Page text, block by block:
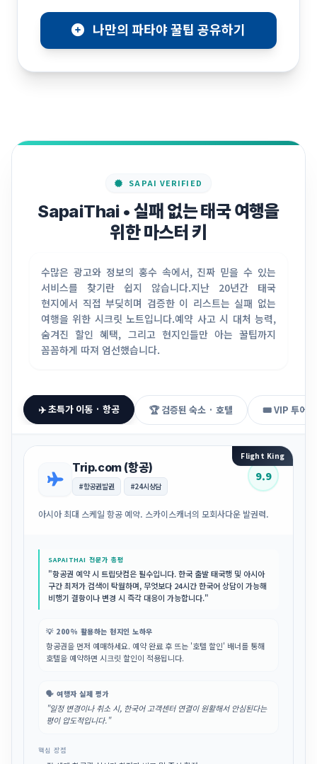
나만의 파타야 꿀팁 공유하기
SAPAI VERIFIED
SapaiThai • 실패 없는 태국 여행을
위한 마스터 키
수많은 광고와 정보의 홍수 속에서, 진짜 믿을 수 있는
서비스를 찾기란 쉽지 않습니다.지난 20년간 태국
현지에서 직접 부딪히며 검증한 이 리스트는 실패 없는
여행을 위한 시크릿 노트입니다.예약 사고 시 대처 능력,
숨겨진 할인 혜택, 그리고 현지인들만 아는 꿀팁까지
꼼꼼하게 따져 엄선했습니다.
✈️ 초특가 이동 · 항공 🏆 검증된 숙소 · 호텔 🎟️ VIP 투어 ·
Flight King
Trip.com (항공)
#항공권발권 #24시상담
9.9
아시아 최대 스케일 항공 예약. 스카이스캐너의 모회사다운 발권력.
SAPAITHAI 전문가 총평
"항공권 예약 시 트립닷컴은 필수입니다. 한국 출발 태국행 및 아시아
구간 최저가 검색이 탁월하며, 무엇보다 24시간 한국어 상담이 가능해
비행기 결항이나 변경 시 즉각 대응이 가능합니다."
💡 200% 활용하는 현지인 노하우
항공권을 먼저 예매하세요. 예약 완료 후 뜨는 '호텔 할인' 배너를 통해
호텔을 예약하면 시크릿 할인이 적용됩니다.
🗣️ 여행자 실제 평가
"일정 변경이나 취소 시, 한국어 고객센터 연결이 원활해서 안심된다는
평이 압도적입니다."
핵심 장점